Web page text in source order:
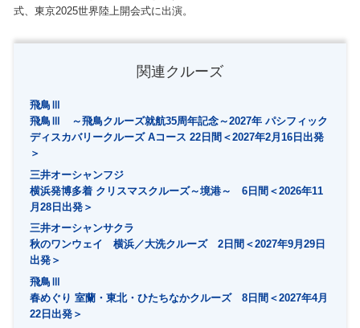
式、東京2025世界陸上開会式に出演。
関連クルーズ
飛鳥Ⅲ
飛鳥Ⅲ ～飛鳥クルーズ就航35周年記念～2027年 パシフィック
ディスカバリークルーズ Aコース 22日間＜2027年2月16日出発
＞
三井オーシャンフジ
横浜発博多着 クリスマスクルーズ～境港～ 6日間＜2026年11
月28日出発＞
三井オーシャンサクラ
秋のワンウェイ 横浜／大洗クルーズ 2日間＜2027年9月29日
出発＞
飛鳥Ⅲ
春めぐり 室蘭・東北・ひたちなかクルーズ 8日間＜2027年4月
22日出発＞